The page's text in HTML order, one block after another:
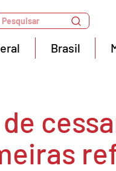
Pesquisar
Brasil